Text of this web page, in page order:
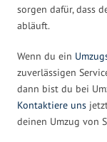
sorgen dafür, dass
abläuft.
Wenn du ein
zuverlässigen
dann bist du bei
Kontaktiere uns
deinen Umzug von